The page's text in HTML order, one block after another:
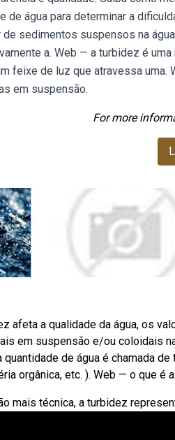
de água para determinar a
sedimentos suspensos na
a. Web — a turbidez é
feixe de luz que atravessa uma.
em suspensão.
For more
afeta a qualidade da água, os
em suspensão e/ou coloidais
quantidade de água é chamada
orgânica, etc. ). Web — o que é
mais técnica, a turbidez